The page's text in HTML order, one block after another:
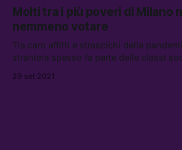
Molti tra i più poveri di Milano
nemmeno votare
Tra caro affitti e strascichi della
straniera spesso fa parte delle classi
29 set 2021